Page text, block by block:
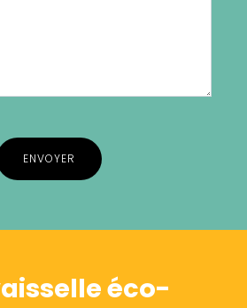
éco-